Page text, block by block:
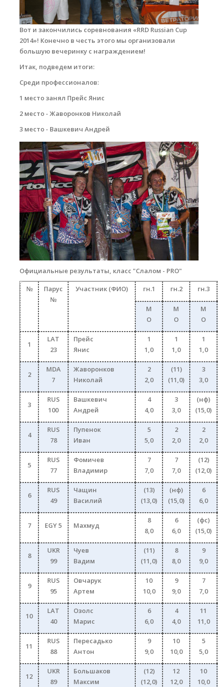
Места катания
Наши Станции
Ветратория.Вьетнам
Цены
Обучение виндсерфингу
Прокат оборудования
Прокат Винг Фоил
Продажа оборудования
Система скидок
Обучение кайтсерфингу
Контакты
Вот и закончились соревнования «RRD Russian Cup
2014»! Конечно в честь этого мы организовали
большую вечеринку с награждением!
Итак, подведем итоги:
Среди профессионалов:
1 место занял Прейс Янис
2 место - Жаворонков Николай
3 место - Вашкевич Андрей
dsc_0110_copy.jpg
Официальные результаты, класс "Слалом - PRO"
№
Парус
№
Участник (ФИО) гн.1 гн.2 гн.3
М
О
М
О
М
О
1
LAT
23
Прейс
Янис
1
1,0
1
1,0
1
1,0
2
MDA
7
Жаворонков
Николай
2
2,0
(11)
(11,0)
3
3,0
3
RUS
100
Вашкевич
Андрей
4
4,0
3
3,0
(нф)
(15,0)
4
RUS
78
Пупенок
Иван
5
5,0
2
2,0
2
2,0
5
RUS
77
Фомичев
Владимир
7
7,0
7
7,0
(12)
(12,0)
6
RUS
49
Чащин
Василий
(13)
(13,0)
(нф)
(15,0)
6
6,0
7 EGY 5 Махмуд
8
8,0
6
6,0
(фс)
(15,0)
8
UKR
99
Чуев
Вадим
(11)
(11,0)
8
8,0
9
9,0
9
RUS
95
Овчарук
Артем
10
10,0
9
9,0
7
7,0
10
LAT
40
Озолс
Марис
6
6,0
4
4,0
11
11,0
11
RUS
88
Пересадько
Антон
9
9,0
10
10,0
5
5,0
12
UKR
89
Большаков
Максим
(12)
(12,0)
12
12,0
10
10,0